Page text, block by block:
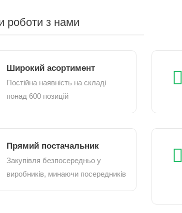
роботи з нами
Широкий асортимент
Постійна наявність на складі
понад 600 позицій
Прямий постачальник
Закупівля безпосередньо у
виробників, минаючи посередників